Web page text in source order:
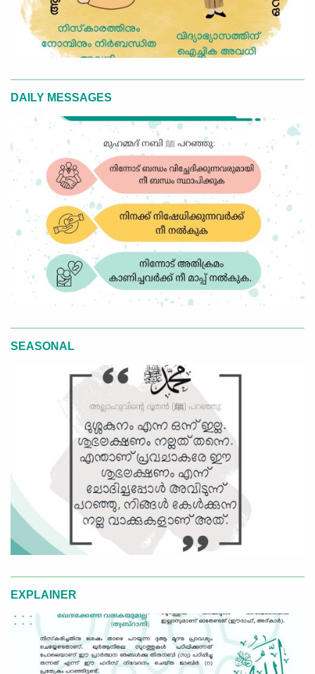
DAILY MESSAGES
SEASONAL
EXPLAINER